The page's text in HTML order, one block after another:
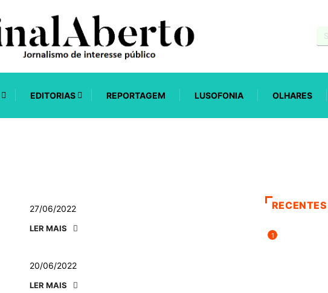
EDITORIAS REPORTAGEM LUSOFONIA OLHARES
27/06/2022
LER MAIS
20/06/2022
LER MAIS
RECENTES
1